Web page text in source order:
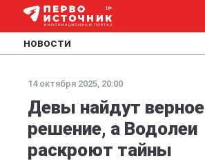
НОВОСТИ
14 октября 2025, 20:00
Девы найдут верное
решение, а Водолеи
раскроют тайны